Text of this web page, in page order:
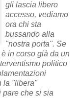
gli lascia libero
accesso, vediamo
ora chi sta
bussando alla
"nostra porta". Se
in corso già da un
politico
la "libera"
pare che si sia